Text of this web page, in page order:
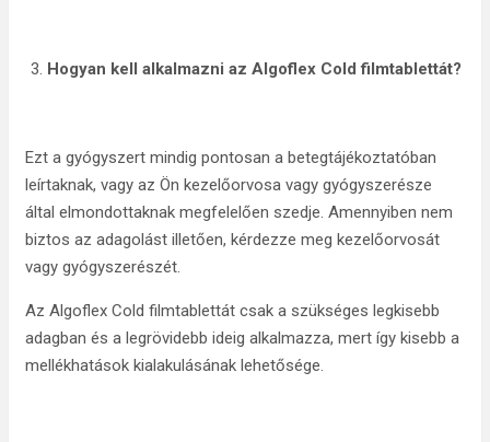
Hogyan kell alkalmazni az Algoflex Cold filmtablettát?
Ezt a gyógyszert mindig pontosan a betegtájékoztatóban
leírtaknak, vagy az Ön kezelőorvosa vagy gyógyszerésze
által elmondottaknak megfelelően szedje. Amennyiben nem
biztos az adagolást illetően, kérdezze meg kezelőorvosát
vagy gyógyszerészét.
Az Algoflex Cold filmtablettát csak a szükséges legkisebb
adagban és a legrövidebb ideig alkalmazza, mert így kisebb a
mellékhatások kialakulásának lehetősége.